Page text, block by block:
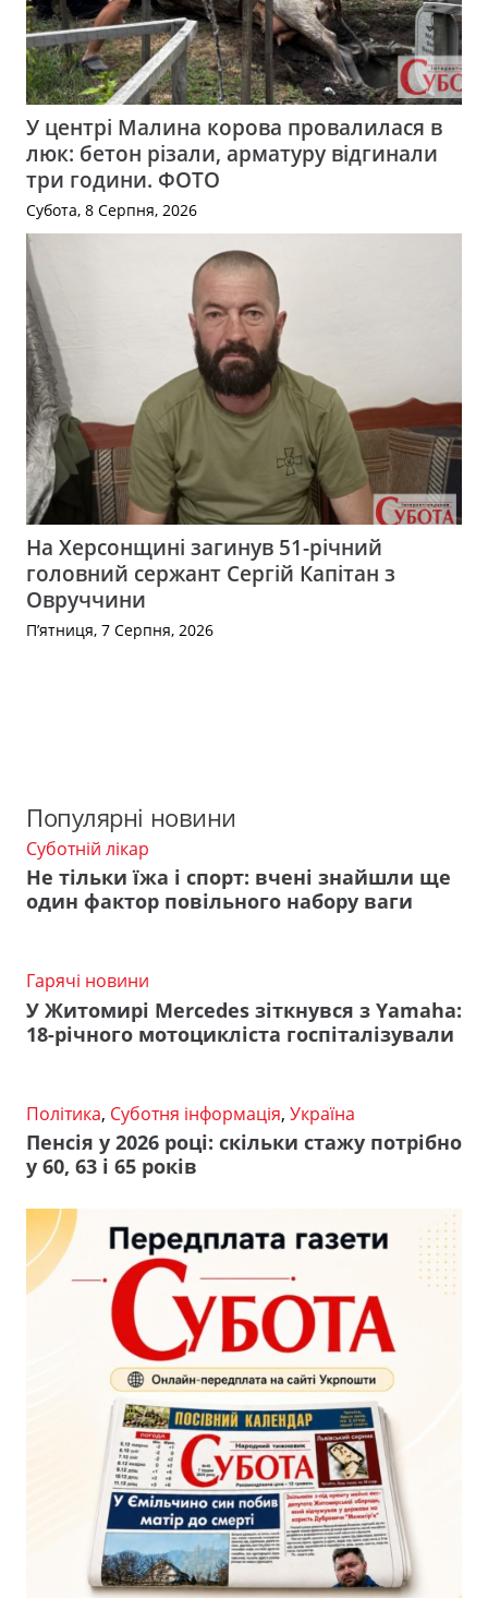
У центрі Малина корова провалилася в
люк: бетон різали, арматуру відгинали
три години. ФОТО
Субота, 8 Серпня, 2026
На Херсонщині загинув 51-річний
головний сержант Сергій Капітан з
Овруччини
П’ятниця, 7 Серпня, 2026
Популярні новини
Суботній лікар
Не тільки їжа і спорт: вчені знайшли ще
один фактор повільного набору ваги
Гарячі новини
У Житомирі Mercedes зіткнувся з Yamaha:
18-річного мотоцикліста госпіталізували
Політика, Суботня інформація, Україна
Пенсія у 2026 році: скільки стажу потрібно
у 60, 63 і 65 років